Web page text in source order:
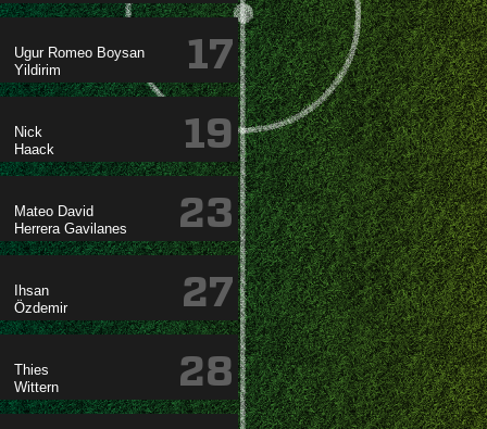
  

17


19
 
 
23


27


28